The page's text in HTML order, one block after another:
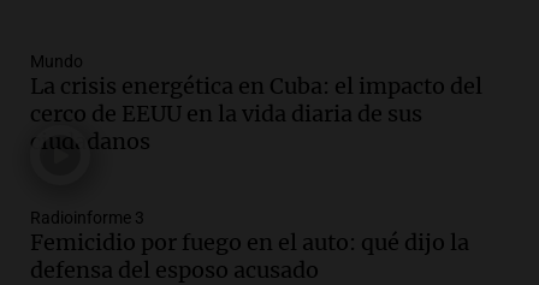
Mundo
La crisis energética en Cuba: el impacto del
cerco de EEUU en la vida diaria de sus
ciudadanos
Radioinforme 3
Femicidio por fuego en el auto: qué dijo la
defensa del esposo acusado